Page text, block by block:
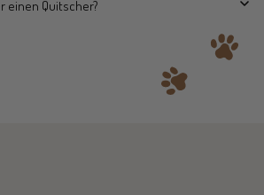
einen Quitscher?